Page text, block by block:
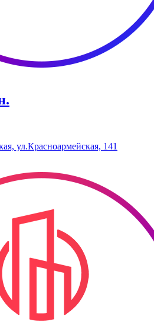
ул.Красноармейская, 141